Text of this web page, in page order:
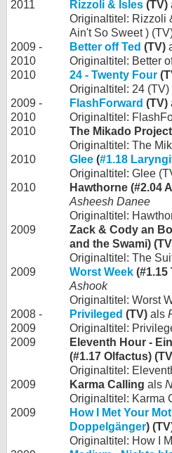
2011
Rizzoli & Isles (TV)
Originaltitel: Rizzoli
Ain't So Sweet )
2009 -
2010
Better off Ted (TV)
Originaltitel: Better
2010
24 - Twenty Four
Originaltitel: 24 (TV)
2009 -
2010
FlashForward (TV)
Originaltitel:
2010
The Mikado Project
Originaltitel: The
2010
Glee (#1.18
Originaltitel: Glee
2010
Hawthorne (#2.04
Asheesh Danee
Originaltitel:
2009
Zack & Cody an
and the Swami)
Originaltitel: The
2009
Worst Week (#1.15
Ashook
Originaltitel: Worst
2008 -
2009
Privileged (TV) als
Originaltitel:
2009
Eleventh Hour -
(#1.17 Olfactus)
Originaltitel:
2009
Karma Calling als
Originaltitel: Karma
2009
How I Met Your
Doppelgänger)
Originaltitel: How I